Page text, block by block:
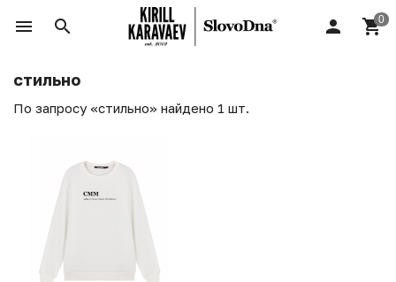
стильно
По запросу «стильно» найдено 1 шт.